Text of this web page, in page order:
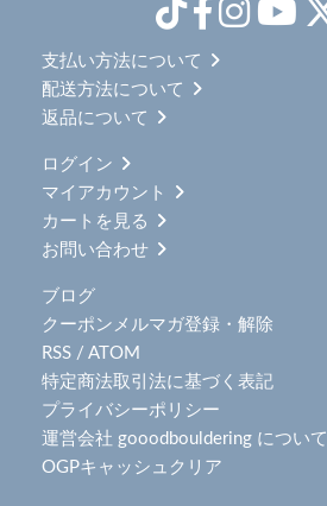
支払い方法について
配送方法について
返品について
ログイン
マイアカウント
カートを見る
お問い合わせ
ブログ
クーポンメルマガ登録・解除
RSS / ATOM
特定商法取引法に基づく表記
プライバシーポリシー
運営会社 gooodbouldering について
OGPキャッシュクリア